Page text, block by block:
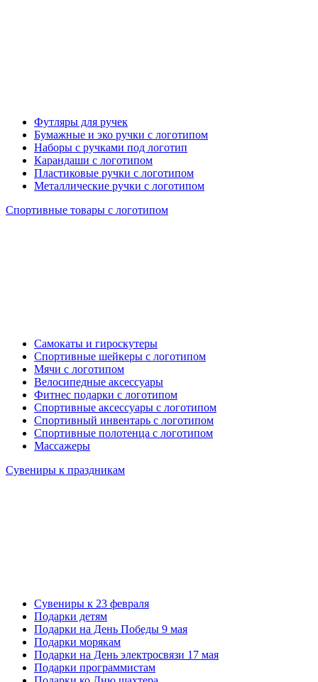
Футляры для ручек
Бумажные и эко ручки с логотипом
Наборы с ручками под логотип
Карандаши с логотипом
Пластиковые ручки с логотипом
Металлические ручки с логотипом
Спортивные товары с логотипом
Самокаты и гироскутеры
Спортивные шейкеры с логотипом
Мячи с логотипом
Велосипедные аксессуары
Фитнес подарки с логотипом
Спортивные аксессуары с логотипом
Спортивный инвентарь с логотипом
Спортивные полотенца с логотипом
Массажеры
Сувениры к праздникам
Сувениры к 23 февраля
Подарки детям
Подарки на День Победы 9 мая
Подарки морякам
Подарки на День электросвязи 17 мая
Подарки программистам